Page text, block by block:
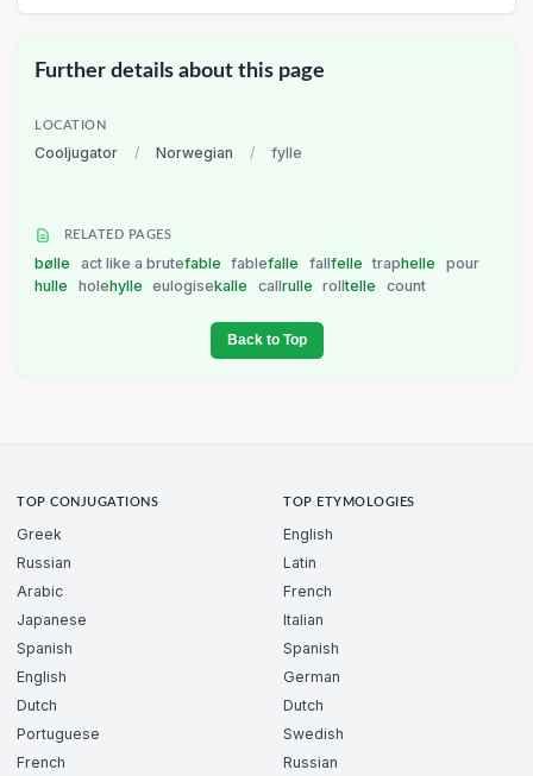
Further details about this page
LOCATION
Cooljugator / Norwegian / fylle
RELATED PAGES
bølle act like a brutefable fablefalle fallfelle traphelle
pour
hulle
holehylle eulogisekalle callrulle rolltelle count
Back to Top
TOP CONJUGATIONS
Greek
Russian
Arabic
Japanese
Spanish
English
Dutch
Portuguese
French
TOP ETYMOLOGIES
English
Latin
French
Italian
Spanish
German
Dutch
Swedish
Russian